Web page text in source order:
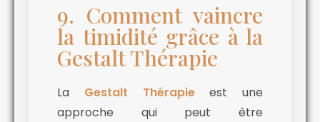
9. Comment vaincre
la timidité grâce à la
Gestalt Thérapie
La Gestalt Thérapieest une
approche qui peut être